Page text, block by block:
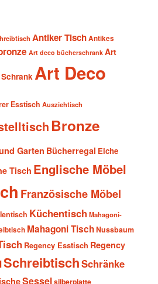
Antiker TischAntikes
Art deco bücherschrank Art
Art Deco
Esstisch Ausziehtisch
Bronze
Garten Bücherregal Eiche
Tisch Englische Möbel
Französische Möbel
Küchentisch Mahagoni-
Mahagoni TischNussbaum
Regency Esstisch Regency
SchreibtischSchränke
Sesselsilberplatte